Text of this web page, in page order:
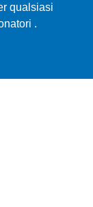
qualsiasi
.